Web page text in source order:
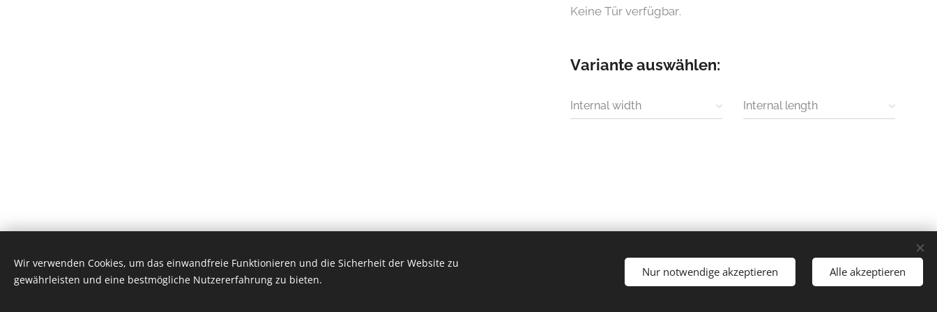
Keine Tür verfügbar.
Variante auswählen:
Internal width Internal length
© 2025 | Mountfield
Sprachen
Wir verwenden Cookies, um das einwandfreie Funktionieren und die Sicherheit der Website zu
gewährleisten und eine bestmögliche Nutzererfahrung zu bieten.
Nur notwendige akzeptieren Alle akzeptieren